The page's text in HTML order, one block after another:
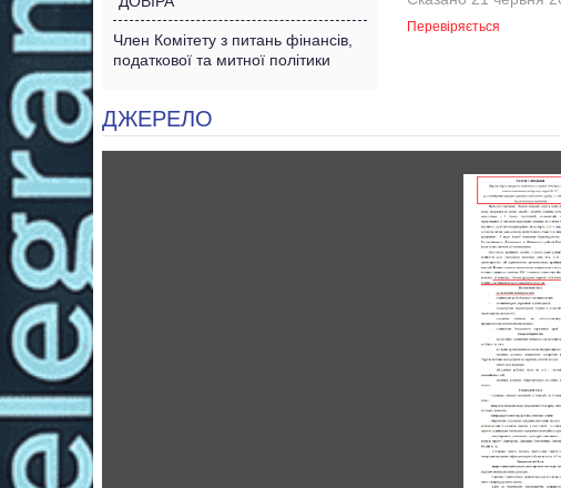
Член Комітету з питань фінансів,
податкової та митної політики
Перевіряється
ДЖЕРЕЛО